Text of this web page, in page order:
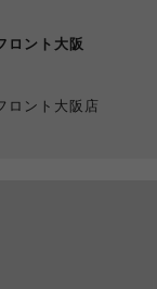
ロント大阪
ロント大阪店